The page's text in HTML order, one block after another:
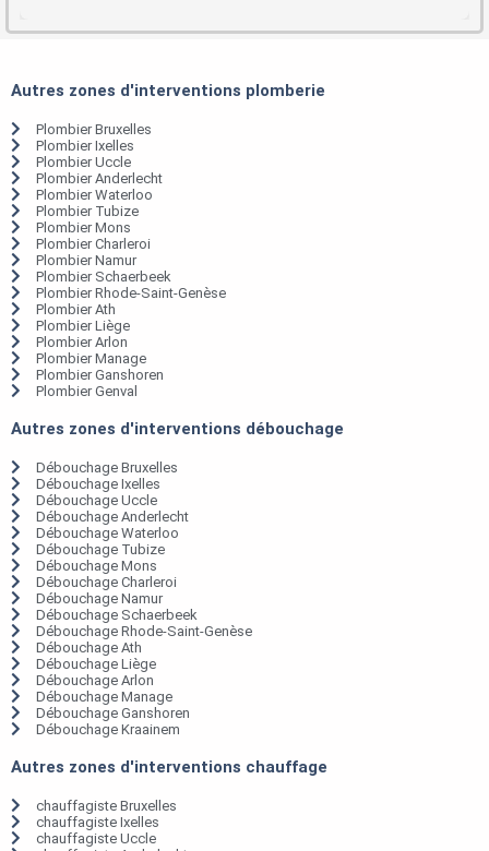
Autres zones d'interventions plomberie
Plombier Bruxelles
Plombier Ixelles
Plombier Uccle
Plombier Anderlecht
Plombier Waterloo
Plombier Tubize
Plombier Mons
Plombier Charleroi
Plombier Namur
Plombier Schaerbeek
Plombier Rhode-Saint-Genèse
Plombier Ath
Plombier Liège
Plombier Arlon
Plombier Manage
Plombier Ganshoren
Plombier Genval
Autres zones d'interventions débouchage
Débouchage Bruxelles
Débouchage Ixelles
Débouchage Uccle
Débouchage Anderlecht
Débouchage Waterloo
Débouchage Tubize
Débouchage Mons
Débouchage Charleroi
Débouchage Namur
Débouchage Schaerbeek
Débouchage Rhode-Saint-Genèse
Débouchage Ath
Débouchage Liège
Débouchage Arlon
Débouchage Manage
Débouchage Ganshoren
Débouchage Kraainem
Autres zones d'interventions chauffage
chauffagiste Bruxelles
chauffagiste Ixelles
chauffagiste Uccle